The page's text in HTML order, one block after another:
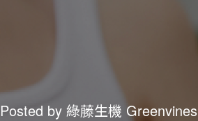
Posted by 綠藤生機 Greenvines